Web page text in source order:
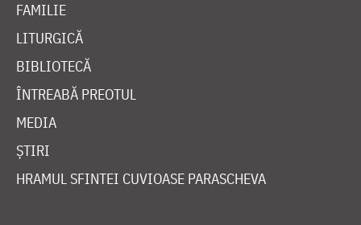
FAMILIE
LITURGICĂ
BIBLIOTECĂ
ÎNTREABĂ PREOTUL
MEDIA
ȘTIRI
HRAMUL SFINTEI CUVIOASE PARASCHEVA